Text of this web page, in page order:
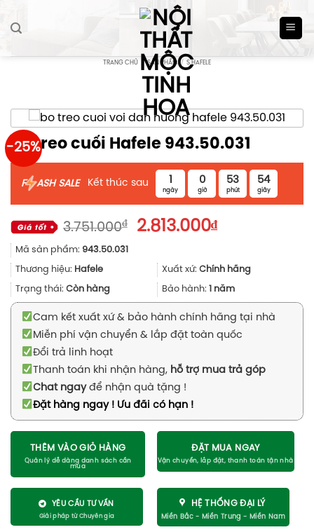
TRANG CHỦ / SẢN PHẨM / S HAFELE
-25%
Bộ treo cuối Hafele 943.50.031
F ASH SALE Kết thúc sau 1
ngày
0
giờ
53
phút
53
giây
3.751.000₫
Giá
3.751.000₫.
2.813.000₫Giá
là:
2.813.000₫.
Mã sản phẩm: 943.50.031
Thương hiệu: Hafele Xuất xứ: Chính hãng
Trạng thái: Còn hàng Bảo hành: 1 năm
Cam kết xuất xứ & bảo hành chính hãng tại nhà
Miễn phí vận chuyển & lắp đặt toàn quốc
Đổi trả linh hoạt
Thanh toán khi nhận hàng, hỗ trợ mua trả góp
Chat ngayđể nhận quà tặng !
Đặt hàng ngay ! Ưu đãi có hạn !
THÊM VÀO GIỎ HÀNG ĐẶT MUA NGAY
YÊU CẦU TƯ VẤN HỆ THỐNG ĐẠI LÝ